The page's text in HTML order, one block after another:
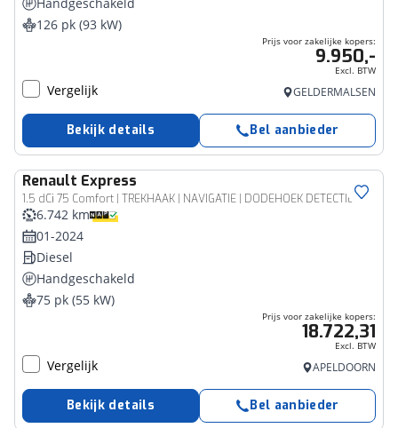
126 pk (93 kW)
Prijs voor zakelijke kopers:
9.950,-
Excl. BTW
Vergelijk GELDERMALSEN
Bekijk details Bel aanbieder
Renault Express
1.5 dCi 75 Comfort | TREKHAAK | NAVIGATIE | DODEHOEK DETECTIE | ACHTERUITRIJCAMERA |
Bedrijfswagen
6.742 km
01-2024
Diesel
Handgeschakeld
75 pk (55 kW)
Prijs voor zakelijke kopers:
18.722,31
Excl. BTW
Vergelijk APELDOORN
Bekijk details Bel aanbieder